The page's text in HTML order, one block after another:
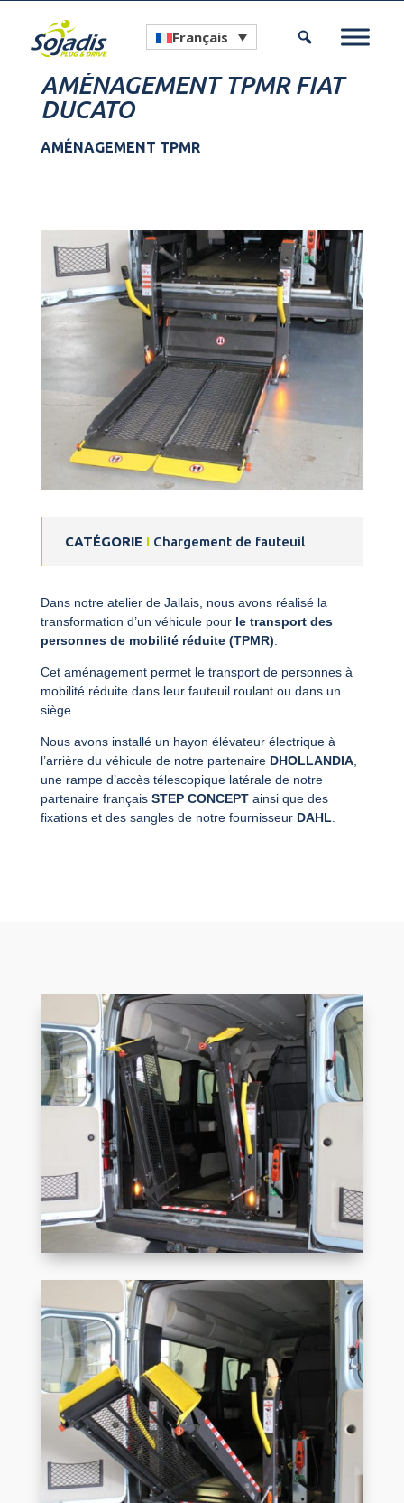
Français
AMÉNAGEMENT TPMR FIAT
DUCATO
AMÉNAGEMENT TPMR
CATÉGORIE IChargement de fauteuil
Dans notre atelier de Jallais, nous avons réalisé la
transformation d’un véhicule pour le transport des
personnes de mobilité réduite (TPMR)
Cet aménagement permet le transport de personnes à
mobilité réduite dans leur fauteuil roulant ou dans un
siège.
Nous avons installé un hayon élévateur électrique à
l’arrière du véhicule de notre partenaire DHOLLANDIA,
une rampe d’accès télescopique latérale de notre
partenaire français STEP CONCEPTainsi que des
fixations et des sangles de notre fournisseur DAHL